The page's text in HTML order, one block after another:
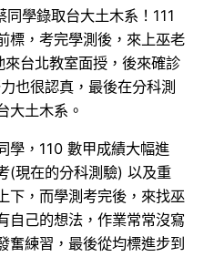
學錄取台大土木系！111
標，考完學測後，來上巫老
台北教室面授，後來確診
也很認真，最後在分科測
大土木系。
學，110 數甲成績大幅進
(現在的分科測驗) 以及重
下，而學測考完後，來找巫
自己的想法，作業常常沒寫
奮練習，最後從均標進步到